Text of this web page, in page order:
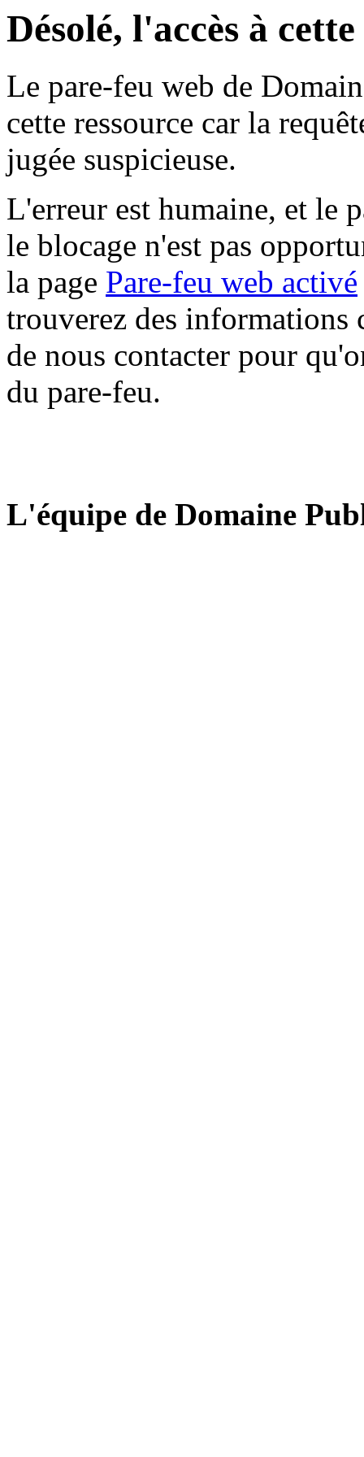
Désolé, l'accès à
Le pare-feu web de
cette ressource car la
jugée suspicieuse.
L'erreur est humaine, et le
le blocage n'est pas
la page Pare-feu web activé
trouverez des informations
de nous contacter pour
du pare-feu.
L'équipe de Domaine